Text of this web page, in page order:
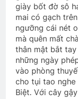
3
2
giày bốt đờ sô
mai có gạch
ngưỡng cái nét
mà quên mất
thân mật bắt
những ngày
vào phòng
cho tụi tao
Biệt. Với cây